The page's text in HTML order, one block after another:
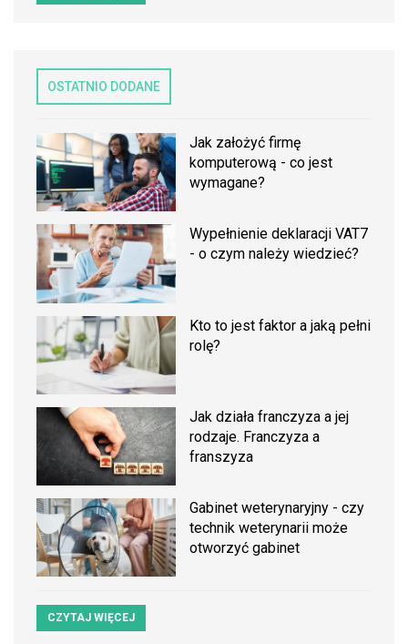
OSTATNIO DODANE
Jak założyć firmę
komputerową - co jest
wymagane?
Wypełnienie deklaracji VAT7
- o czym należy wiedzieć?
Kto to jest faktor a jaką pełni
rolę?
Jak działa franczyza a jej
rodzaje. Franczyza a
franszyza
Gabinet weterynaryjny - czy
technik weterynarii może
otworzyć gabinet
CZYTAJ WIĘCEJ